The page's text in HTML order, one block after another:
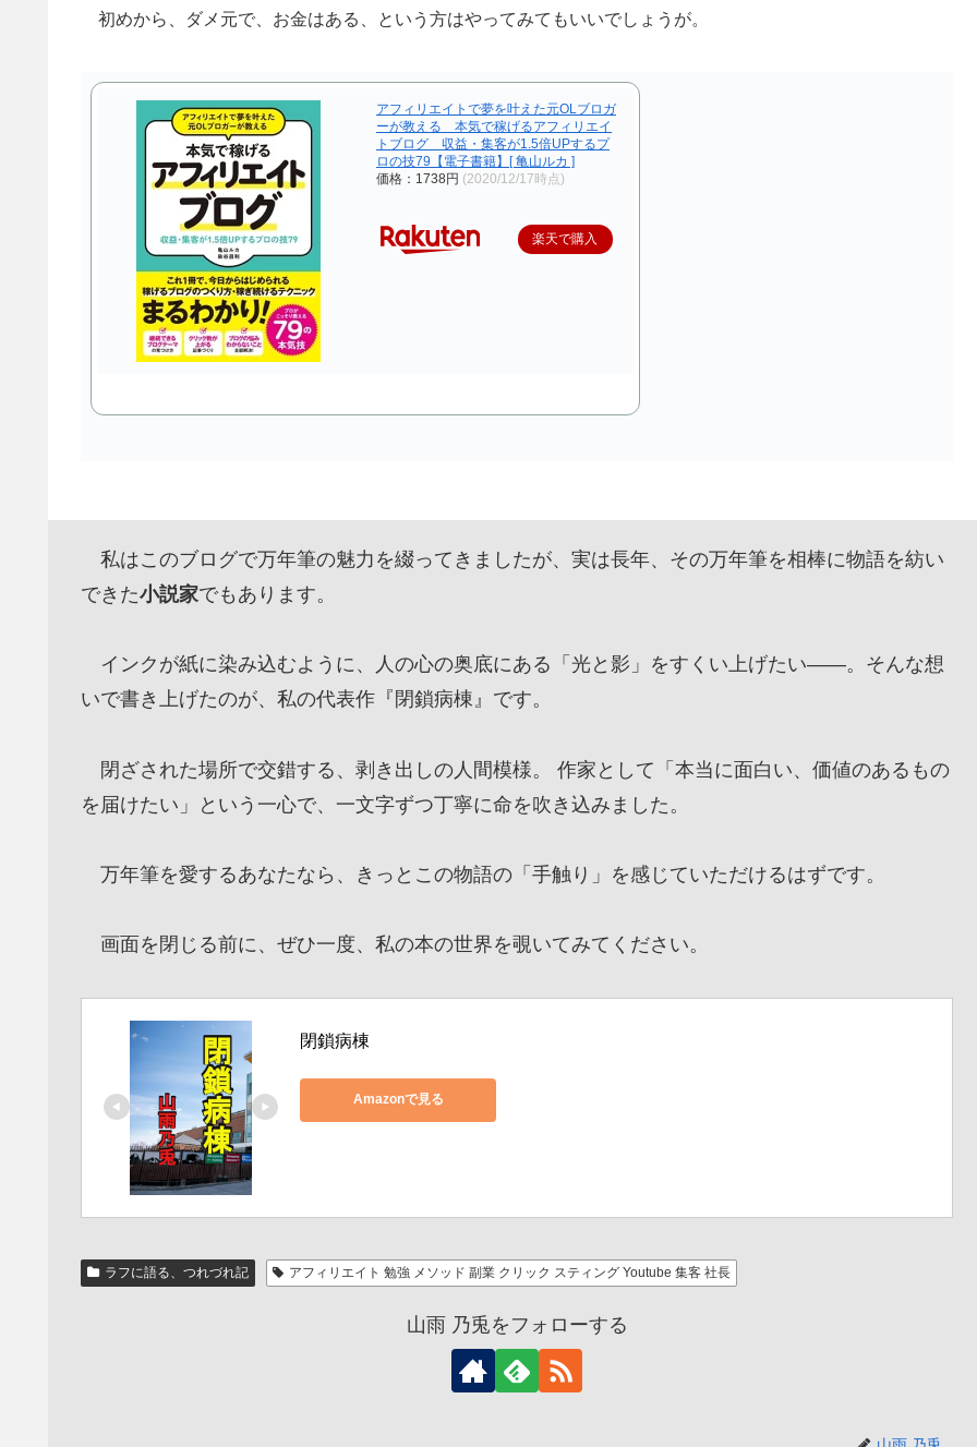
初めから、ダメ元で、お金はある、という方はやってみてもいいでしょうが。
アフィリエイトで夢を叶えた元OLブロガ
ーが教える 本気で稼げるアフィリエイ
トブログ 収益・集客が1.5倍UPするプ
ロの技79【電子書籍】[ 亀山ルカ ]
価格：1738円 (2020/12/17時点)
楽天で購入
私はこのブログで万年筆の魅力を綴ってきましたが、実は長年、その万年筆を相棒に物語を紡い
できた小説家でもあります。
インクが紙に染み込むように、人の心の奥底にある「光と影」をすくい上げたい——。そんな想
いで書き上げたのが、私の代表作『閉鎖病棟』です。
閉ざされた場所で交錯する、剥き出しの人間模様。 作家として「本当に面白い、価値のあるもの
を届けたい」という一心で、一文字ずつ丁寧に命を吹き込みました。
万年筆を愛するあなたなら、きっとこの物語の「手触り」を感じていただけるはずです。
画面を閉じる前に、ぜひ一度、私の本の世界を覗いてみてください。
閉鎖病棟
Amazonで見る
ラフに語る、つれづれ記 アフィリエイト 勉強 メソッド 副業 クリック スティング Youtube 集客 社長
山雨 乃兎をフォローする